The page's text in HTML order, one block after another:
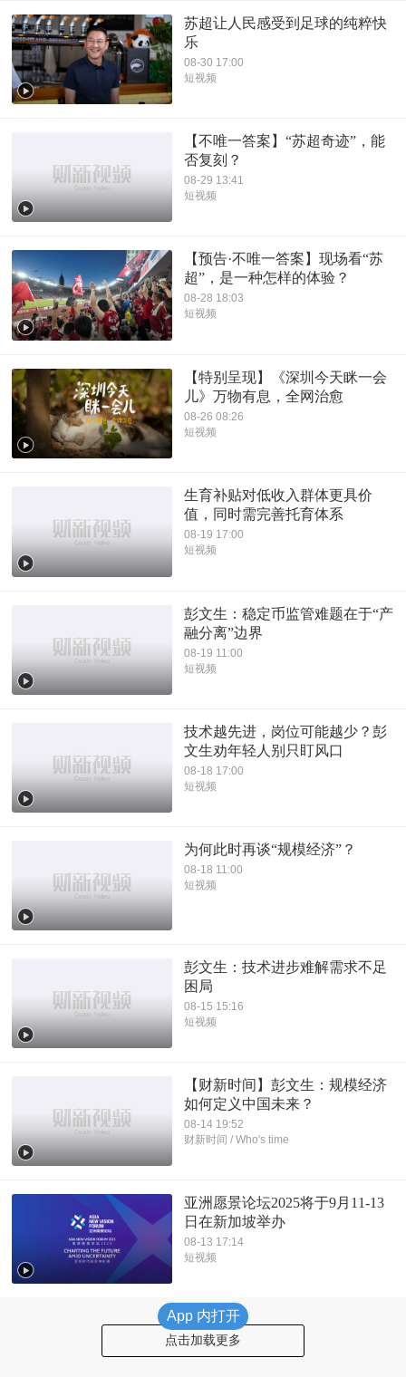
苏超让人民感受到足球的纯粹快
乐
08-30 17:00
短视频
【不唯一答案】“苏超奇迹”，能
否复刻？
08-29 13:41
短视频
【预告·不唯一答案】现场看“苏
超”，是一种怎样的体验？
08-28 18:03
短视频
【特别呈现】《深圳今天眯一会
儿》万物有息，全网治愈
08-26 08:26
短视频
生育补贴对低收入群体更具价
值，同时需完善托育体系
08-19 17:00
短视频
彭文生：稳定币监管难题在于“产
融分离”边界
08-19 11:00
短视频
技术越先进，岗位可能越少？彭
文生劝年轻人别只盯风口
08-18 17:00
短视频
为何此时再谈“规模经济”？
08-18 11:00
短视频
彭文生：技术进步难解需求不足
困局
08-15 15:16
短视频
【财新时间】彭文生：规模经济
如何定义中国未来？
08-14 19:52
财新时间 / Who's time
亚洲愿景论坛2025将于9月11-13
日在新加坡举办
08-13 17:14
短视频
点击加载更多
App 内打开